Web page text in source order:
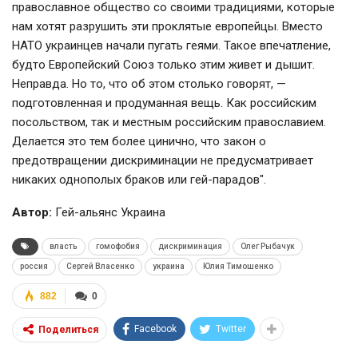
православное общество со своими традициями, которые
нам хотят разрушить эти проклятые европейцы. Вместо
НАТО украинцев начали пугать геями. Такое впечатление,
будто Европейский Союз только этим живет и дышит.
Неправда. Но то, что об этом столько говорят, —
подготовленная и продуманная вещь. Как российским
посольством, так и местным российским православием.
Делается это тем более цинично, что закон о
предотвращении дискриминации не предусматривает
никаких однополых браков или гей-парадов".
Автор: Гей-альянс Украина
власть гомофобия дискриминация Олег Рыбачук
россия Сергей Власенко украина Юлия Тимошенко
0
882
Поделиться Facebook Twitter